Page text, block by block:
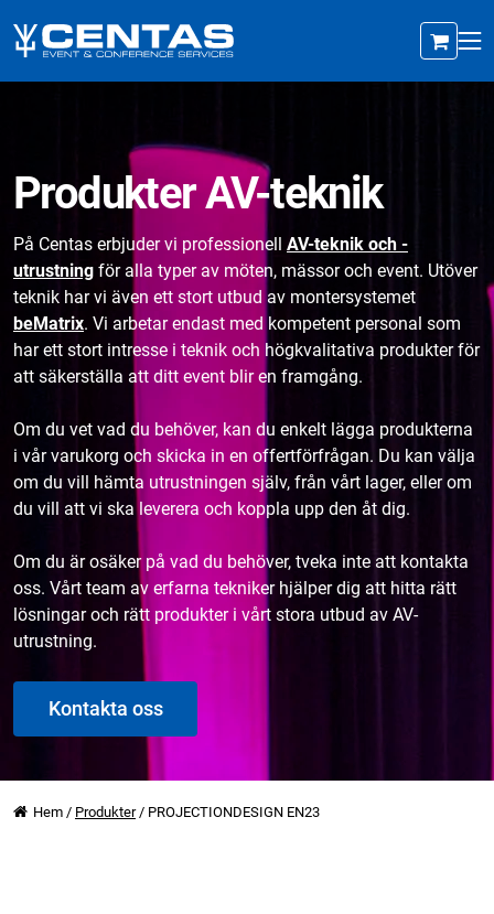
Produkter AV-teknik
På Centas erbjuder vi professionell AV-teknik och -
utrustning för alla typer av möten, mässor och event. Utöver
teknik har vi även ett stort utbud av montersystemet
beMatrix. Vi arbetar endast med kompetent personal som
har ett stort intresse i teknik och högkvalitativa produkter för
att säkerställa att ditt event blir en framgång.
Om du vet vad du behöver, kan du enkelt lägga produkterna
i vår varukorg och skicka in en offertförfrågan. Du kan välja
om du vill hämta utrustningen själv, från vårt lager, eller om
du vill att vi ska leverera och koppla upp den åt dig.
Om du är osäker på vad du behöver, tveka inte att kontakta
oss. Vårt team av erfarna tekniker hjälper dig att hitta rätt
lösningar och rätt produkter i vårt stora utbud av AV-
utrustning.
Kontakta oss
Hem / Produkter/ PROJECTIONDESIGN EN23